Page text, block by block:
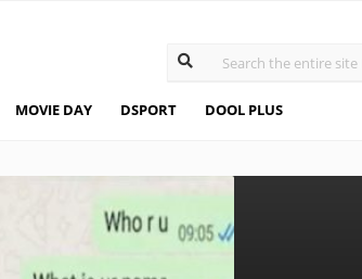
MOVIE DAY DSPORT DOOL PLUS